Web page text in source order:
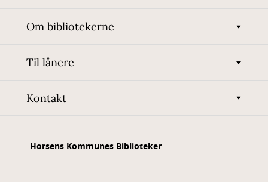
Om bibliotekerne
Til lånere
Kontakt
Horsens Kommunes Biblioteker